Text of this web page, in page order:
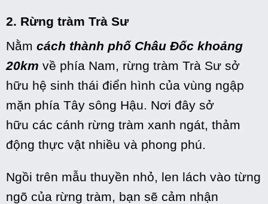
2. Rừng tràm Trà Sư
Nằm cách thành phốChâu Đốc khoảng
20km về phía Nam, rừng tràm Trà Sư sở
hữu hệ sinh thái điển hình của vùng ngập
mặn phía Tây sông Hậu. Nơi đây sở
hữu các cánh rừng tràm xanh ngát, thảm
động thực vật nhiều và phong phú.
Ngồi trên mẫu thuyền nhỏ, len lách vào từng
ngõ của rừng tràm, bạn sẽ cảm nhận